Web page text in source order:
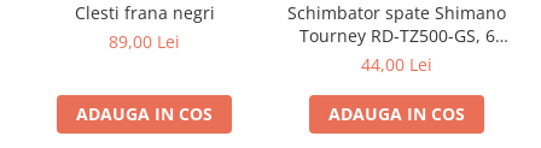
Clesti frana negri
89,00 Lei
ADAUGA IN COS
Schimbator spate Shimano
Tourney RD-TZ500-GS, 6
viteze (prindere directa)
44,00 Lei
ADAUGA IN COS